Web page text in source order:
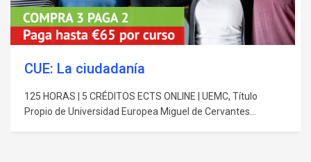
CUE: Enseñar a investigar en Ciencias
125 HORAS | 5 CRÉDITOS ECTS ONLINE | UEMC, Título
Propio de Universidad Europea Miguel de Cervantes